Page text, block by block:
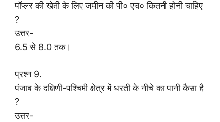
पॉप्लर की खेती के लिए जमीन की पी० एच० कितनी होनी चाहिए
?
उत्तर-
6.5 से 8.0 तक।
प्रश्न 9.
पंजाब के दक्षिणी-पश्चिमी क्षेत्र में धरती के नीचे का पानी कैसा है
?
उत्तर-